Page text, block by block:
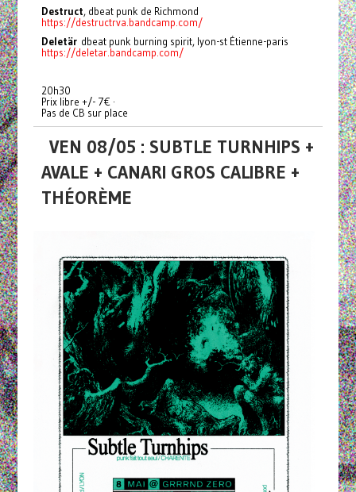
Destruct, dbeat punk de Richmond
https://destructrva.bandcamp.com/
Deletärdbeat punk burning spirit, lyon-st Étienne-paris
https://deletar.bandcamp.com/
20h30
Prix libre +/- 7€ ·
Pas de CB sur place
VEN 08/05 : SUBTLE TURNHIPS +
AVALE + CANARI GROS CALIBRE +
THÉORÈME